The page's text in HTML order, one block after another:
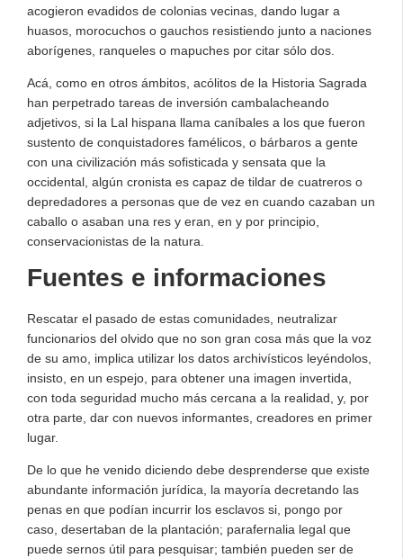
acogieron evadidos de colonias vecinas, dando lugar a
huasos, morocuchos o gauchos resistiendo junto a naciones
aborígenes, ranqueles o mapuches por citar sólo dos.
Acá, como en otros ámbitos, acólitos de la Historia Sagrada
han perpetrado tareas de inversión cambalacheando
adjetivos, si la Lal hispana llama caníbales a los que fueron
sustento de conquistadores famélicos, o bárbaros a gente
con una civilización más sofisticada y sensata que la
occidental, algún cronista es capaz de tildar de cuatreros o
depredadores a personas que de vez en cuando cazaban un
caballo o asaban una res y eran, en y por principio,
conservacionistas de la natura.
Fuentes e informaciones
Rescatar el pasado de estas comunidades, neutralizar
funcionarios del olvido que no son gran cosa más que la voz
de su amo, implica utilizar los datos archivísticos leyéndolos,
insisto, en un espejo, para obtener una imagen invertida,
con toda seguridad mucho más cercana a la realidad, y, por
otra parte, dar con nuevos informantes, creadores en primer
lugar.
De lo que he venido diciendo debe desprenderse que existe
abundante información jurídica, la mayoría decretando las
penas en que podían incurrir los esclavos si, pongo por
caso, desertaban de la plantación; parafernalia legal que
puede sernos útil para pesquisar; también pueden ser de